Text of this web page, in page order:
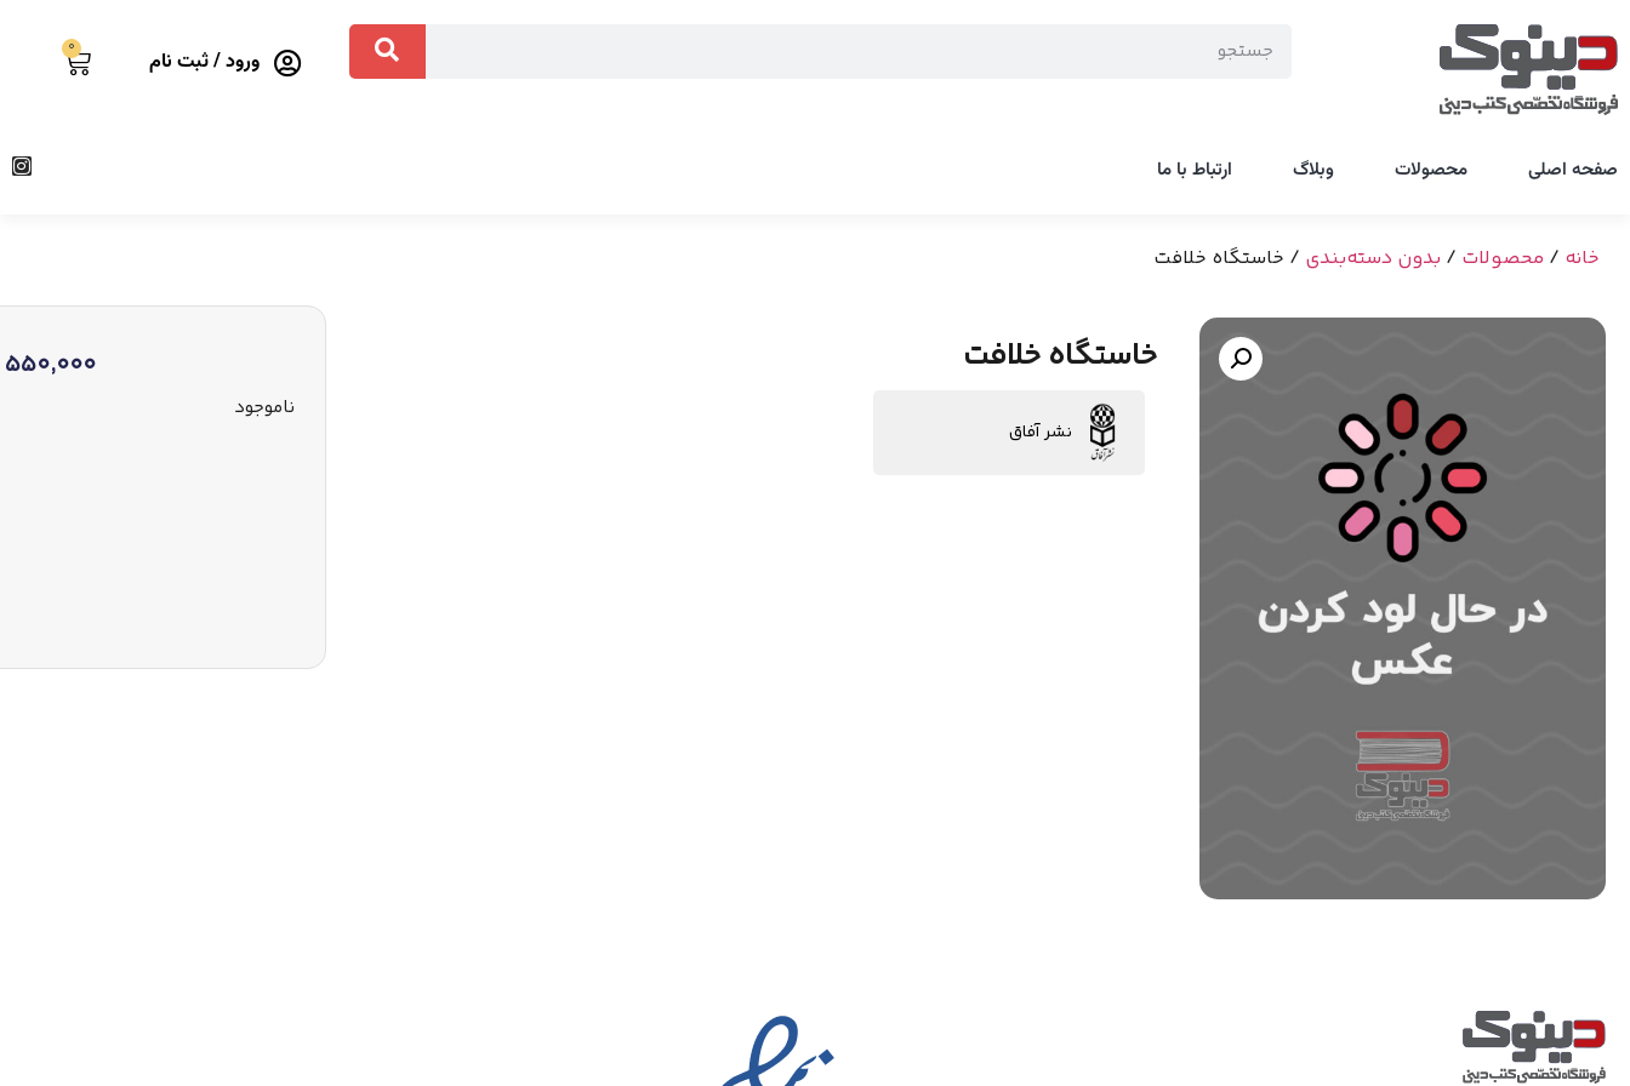
ورود / ثبت نام 0
صفحه اصلی محصولات وبلاگ ارتباط با ما
خانه / محصولات / بدون دسته‌بندی / خاستگاه خلافت
خاستگاه خلافت
نشر آفاق
550,000
ناموجود